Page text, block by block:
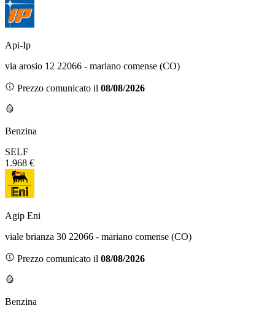
Api-Ip
via arosio 12 22066 - mariano comense (CO)
Prezzo comunicato il 08/08/2026
Benzina
SELF
1.968 €
Agip Eni
viale brianza 30 22066 - mariano comense (CO)
Prezzo comunicato il 08/08/2026
Benzina